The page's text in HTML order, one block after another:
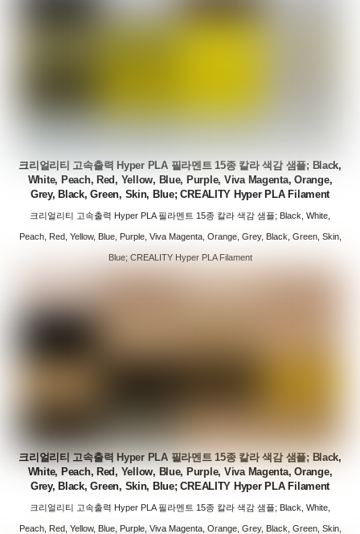
크리얼리티 고속출력 Hyper PLA 필라멘트 15종 칼라 색감 샘플; Black,
White, Peach, Red, Yellow, Blue, Purple, Viva Magenta, Orange,
Grey, Black, Green, Skin, Blue; CREALITY Hyper PLA Filament
크리얼리티 고속출력 Hyper PLA 필라멘트 15종 칼라 색감 샘플; Black, White,
Peach, Red, Yellow, Blue, Purple, Viva Magenta, Orange, Grey, Black, Green, Skin,
Blue; CREALITY Hyper PLA Filament
크리얼리티 고속출력 Hyper PLA 필라멘트 15종 칼라 색감 샘플; Black,
White, Peach, Red, Yellow, Blue, Purple, Viva Magenta, Orange,
Grey, Black, Green, Skin, Blue; CREALITY Hyper PLA Filament
크리얼리티 고속출력 Hyper PLA 필라멘트 15종 칼라 색감 샘플; Black, White,
Peach, Red, Yellow, Blue, Purple, Viva Magenta, Orange, Grey, Black, Green, Skin,